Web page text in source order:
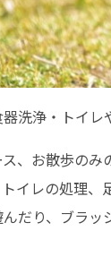
洗浄・トイ
、お散歩のみ
イレの処理、
だり、ブラッ